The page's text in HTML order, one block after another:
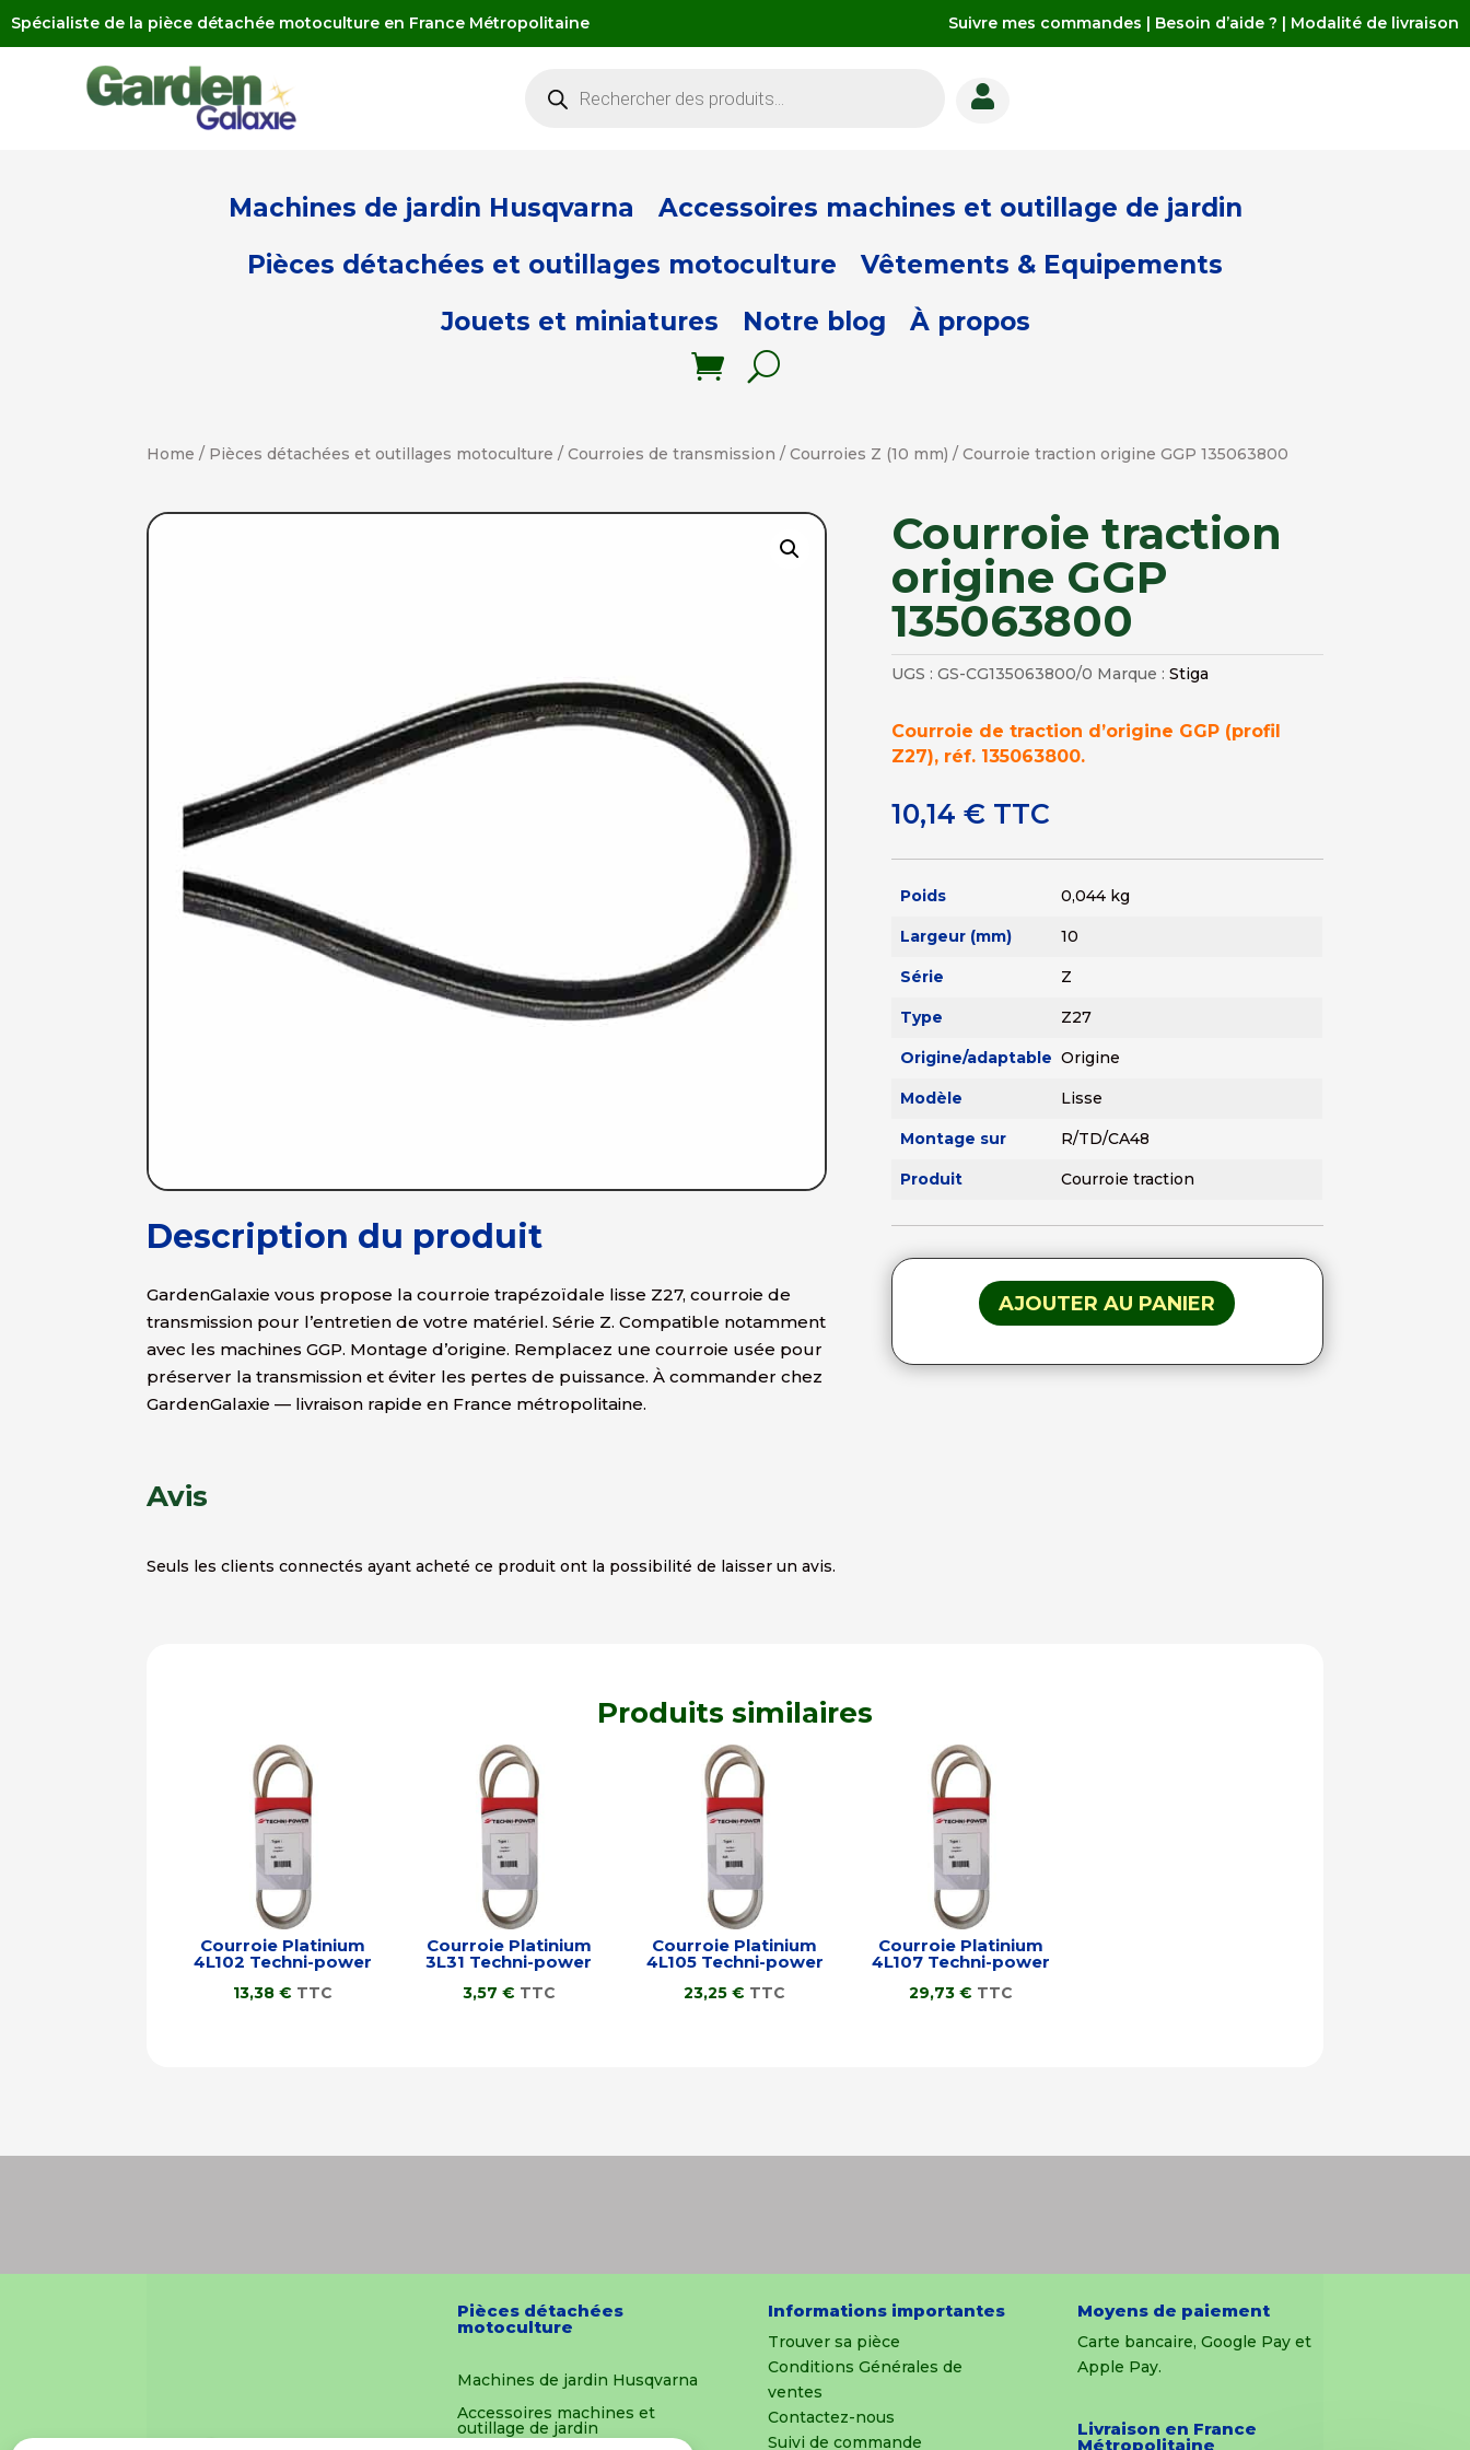
Spécialiste de la pièce détachée motoculture en France Métropolitaine Suivre mes commandes | Besoin d’aide ? | Modalité de livraison
produits 
Machines de jardin Husqvarna
Accessoires machines et outillage de jardin
Pièces détachées et outillages motoculture
Vêtements & Equipements
Jouets et miniatures
Notre blog À propos
Home / Pièces détachées et outillages motoculture /Courroies de transmission /Courroies Z (10 mm) / Courroie traction origine GGP 135063800
Description du produit
GardenGalaxie vous propose la courroie trapézoïdale lisse Z27, courroie de
transmission pour l’entretien de votre matériel. Série Z. Compatible notamment
avec les machines GGP. Montage d’origine. Remplacez une courroie usée pour
préserver la transmission et éviter les pertes de puissance. À commander chez
GardenGalaxie — livraison rapide en France métropolitaine.
Courroie traction
origine GGP
135063800
UGS : GS-CG135063800/0 Marque : Stiga
Courroie de traction d’origine GGP (profil
Z27), réf. 135063800.
10,14 € TTC
Poids 0,044 kg
Largeur (mm) 10
Série Z
Type Z27
Origine/adaptable Origine
Modèle Lisse
Montage sur R/TD/CA48
Produit Courroie traction
AJOUTER AU PANIER
Avis
Seuls les clients connectés ayant acheté ce produit ont la possibilité de laisser un avis.
Produits similaires
Courroie Platinium
4L102 Techni-power
13,38€ TTC
Courroie Platinium
3L31 Techni-power
3,57 € TTC
Courroie Platinium
4L105 Techni-power
23,25€ TTC
Courroie Platinium
4L107 Techni-power
29,73 € TTC
Pièces détachées
motoculture
Machines de jardin Husqvarna
Accessoires machines et
outillage de jardin
Informations importantes
Trouver sa pièce
Conditions Générales de
ventes
Contactez-nous
Suivi de commande
Moyens de paiement
Carte bancaire, Google Pay et
Apple Pay.
Livraison en France
Métropolitaine